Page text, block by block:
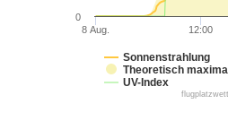
Sonnenstrahlung
Theoretisch
UV-Index
8 Aug. 12:00
0